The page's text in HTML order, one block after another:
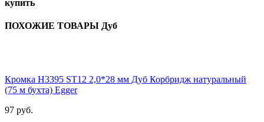
купить
ПОХОЖИЕ ТОВАРЫ Дуб
Кромка H3395 ST12 2,0*28 мм Дуб Корбридж натуральный
(75 м бухта) Egger
97 руб.